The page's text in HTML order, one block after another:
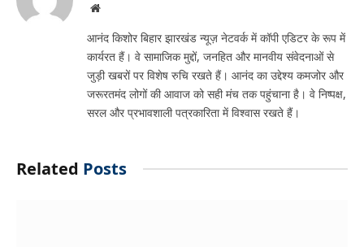
Website
आनंद किशोर बिहार झारखंड न्यूज़ नेटवर्क में कॉपी एडिटर के रूप में
कार्यरत हैं। वे सामाजिक मुद्दों, जनहित और मानवीय संवेदनाओं से
जुड़ी खबरों पर विशेष रुचि रखते हैं। आनंद का उद्देश्य कमजोर और
जरूरतमंद लोगों की आवाज को सही मंच तक पहुंचाना है। वे निष्पक्ष,
सरल और प्रभावशाली पत्रकारिता में विश्वास रखते हैं।
Related Posts